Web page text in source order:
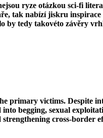
ryze otázkou sci-fi
tak nabízí jiskru
tedy takovéto závěry
primary victims. Despite
begging, sexual
cross-border